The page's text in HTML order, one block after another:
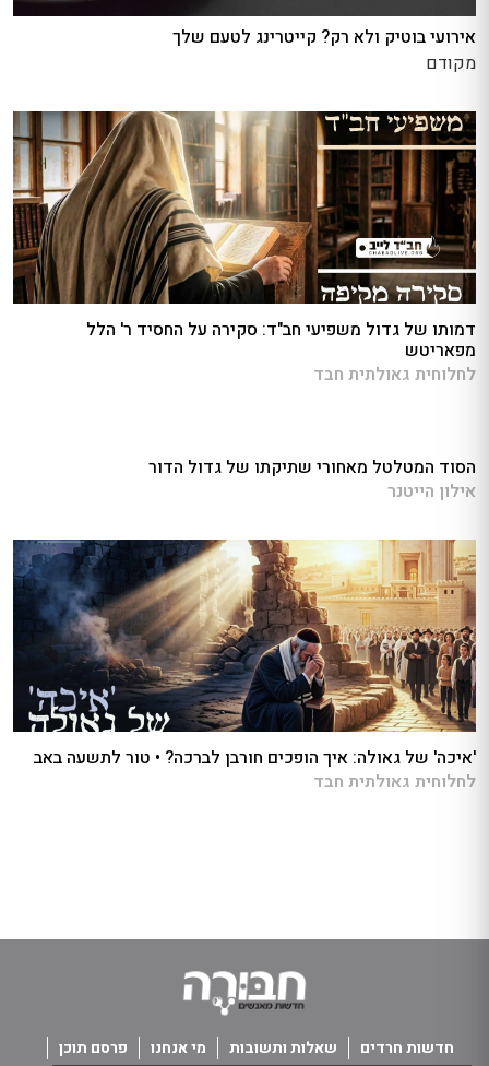
אירועי בוטיק ולא רק? קייטרינג לטעם שלך
מקודם
דמותו של גדול משפיעי חב"ד: סקירה על החסיד ר' הלל
מפאריטש
לחלוחית גאולתית חבד
הסוד המטלטל מאחורי שתיקתו של גדול הדור
אילון הייטנר
'איכה' של גאולה: איך הופכים חורבן לברכה? • טור לתשעה באב
לחלוחית גאולתית חבד
חדשות חרדים שאלות ותשובות מי אנחנו פרסם תוכן